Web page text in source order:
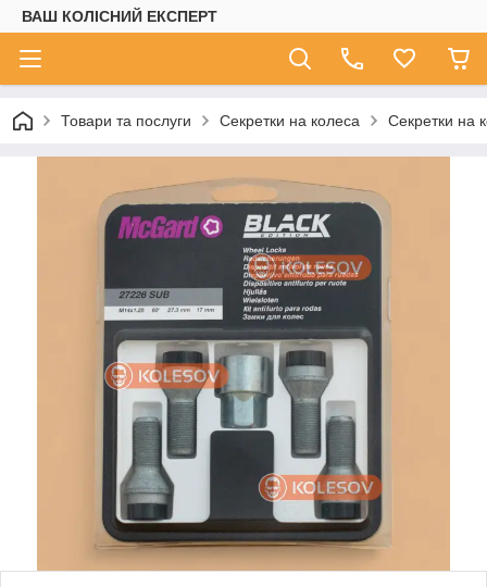
ВАШ КОЛІСНИЙ ЕКСПЕРТ
Товари та послуги Секретки на колеса Секретки на